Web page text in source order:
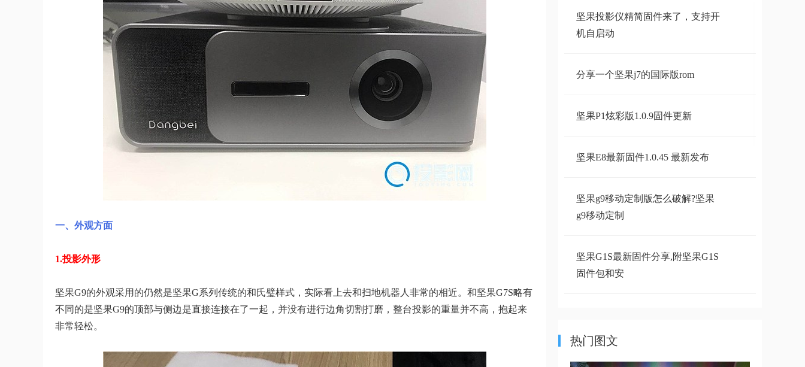
一、外观方面
1.投影外形
坚果G9的外观采用的仍然是坚果G系列传统的和氏璧样式，实际看上去和扫地机器人非常的相近。和坚果G7S略有
不同的是坚果G9的顶部与侧边是直接连接在了一起，并没有进行边角切割打磨，整台投影的重量并不高，抱起来
非常轻松。
坚果投影仪精简固件来了，支持开
机自启动
分享一个坚果j7的国际版rom
坚果P1炫彩版1.0.9固件更新
坚果E8最新固件1.0.45 最新发布
坚果g9移动定制版怎么破解?坚果
g9移动定制
坚果G1S最新固件分享,附坚果G1S
固件包和安
热门图文